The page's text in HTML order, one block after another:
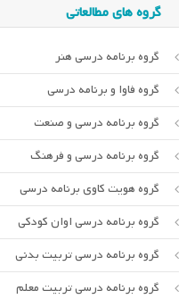
گروه های مطالعاتی
گروه برنامه درسی هنر
گروه فاوا و برنامه درسی
گروه برنامه درسی و صنعت
گروه برنامه درسی و فرهنگ
گروه هویت کاوی برنامه درسی
گروه برنامه درسی اوان کودکی
گروه برنامه درسی تربیت بدنی
گروه برنامه درسی تربیت معلم